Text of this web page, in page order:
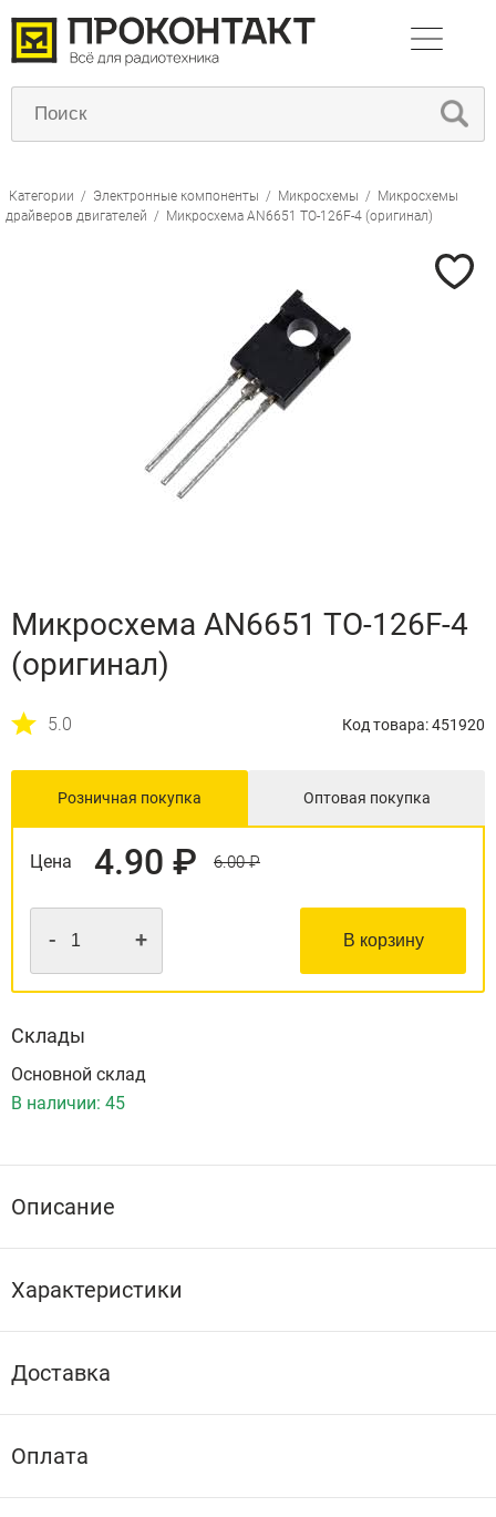
Категории / Электронные компоненты / Микросхемы / Микросхемы
драйверов двигателей / Микросхема AN6651 TO-126F-4 (оригинал)
Микросхема AN6651 TO-126F-4
(оригинал)
5.0 Код товара: 451920
Розничная покупка Оптовая покупка
Цена 4.90 ₽ 6.00 ₽
- + В корзину
Склады
Основной склад
В наличии: 45
Описание
Характеристики
Доставка
Оплата